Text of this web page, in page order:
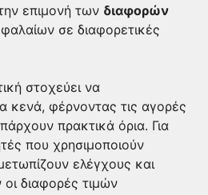
επιμονή των διαφορών
σε διαφορετικές
στοχεύει να
κενά, φέρνοντας τις αγορές
πρακτικά όρια. Για
που χρησιμοποιούν
ελέγχους και
διαφορές τιμών